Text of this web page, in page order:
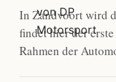
In Zandvoort wird
findet hier der
Rahmen der